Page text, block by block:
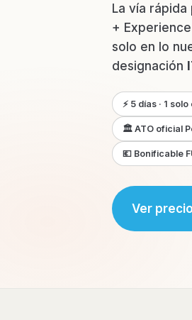
La vía
+
solo en lo
designación
⚡ 5 días · 1
🏛 ATO oficial
💶 Bonificable
Ver precio